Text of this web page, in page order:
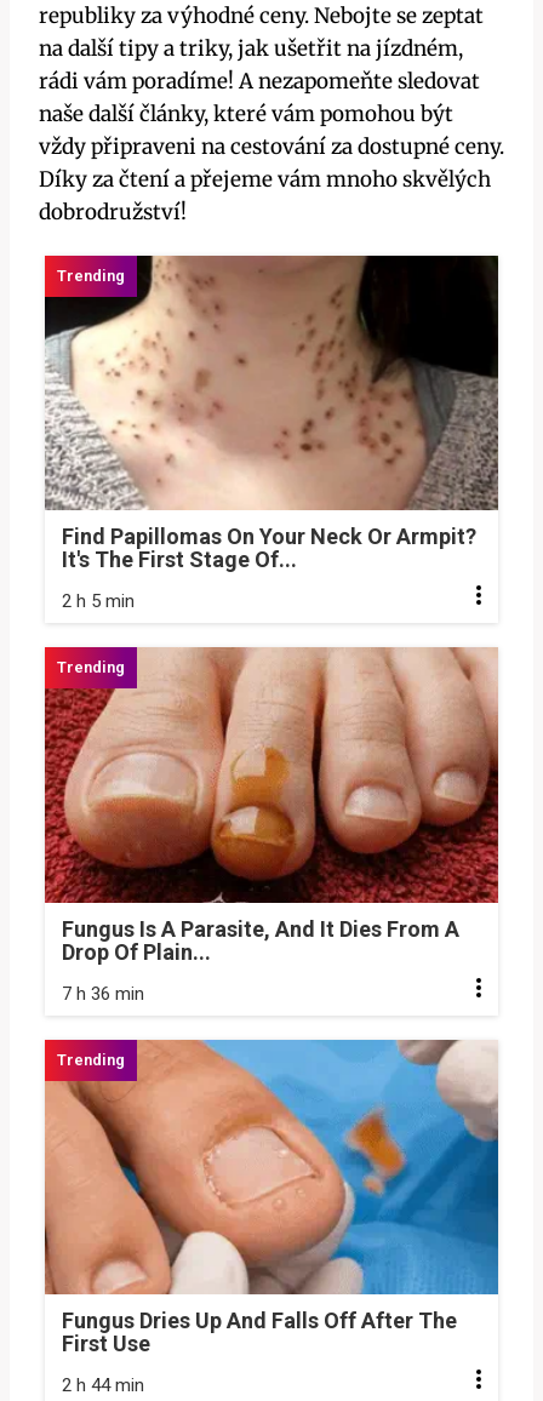
republiky⁣ za ​výhodné ceny. Nebojte‍ se​ zeptat
⁤na další tipy a triky, jak ušetřit na jízdném,
rádi vám poradíme! A nezapomeňte sledovat
naše ⁢další články, které vám pomohou být
vždy připraveni‌ na cestování ⁢za dostupné ceny.
Díky za čtení a ⁢přejeme vám mnoho skvělých‌
dobrodružství!
Find Papillomas On Your Neck Or Armpit?
It's The First Stage Of...
2 h 5 min
Fungus Is A Parasite, And It Dies From A
Drop Of Plain...
7 h 36 min
Fungus Dries Up And Falls Off After The
First Use
2 h 44 min